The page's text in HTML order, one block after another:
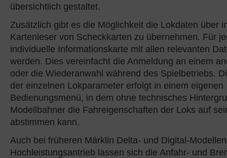
übersichtlich gestaltet.
Zusätzlich gibt es die Möglichkeit die Lokdaten über
Kartenleser von Scheckkarten zu übernehmen. Für
individuelle Informationskarte mit allen relevanten
werden. Dies vereinfacht die Anmeldung an einem
oder die Wiederanwahl während des Spielbetriebs.
der einzelnen Lokparameter erfolgt in einem eigenen
Bedienungsmenü, in dem ohne technisches
Modellbahner die Fahreigenschaften der Loks auf
abstimmen kann.
Auch bei früheren Märklin Delta- und Digital-
Hochleistungsantrieb lassen sich die Anfahr- und